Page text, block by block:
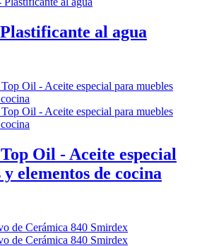
al agua
Oil - Aceite especial
elementos de cocina